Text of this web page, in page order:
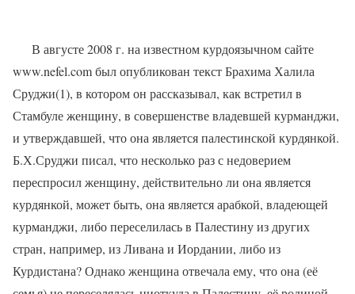
В августе 2008 г. на известном курдоязычном сайте
www.nefel.com был опубликован текст Брахима Халила
Сруджи(1), в котором он рассказывал, как встретил в
Стамбуле женщину, в совершенстве владевшей курманджи,
и утверждавшей, что она является палестинской курдянкой.
Б.Х.Сруджи писал, что несколько раз с недоверием
переспросил женщину, действительно ли она является
курдянкой, может быть, она является арабкой, владеющей
курманджи, либо переселилась в Палестину из других
стран, например, из Ливана и Иордании, либо из
Курдистана? Однако женщина отвечала ему, что она (её